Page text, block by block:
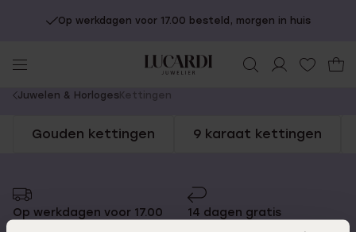
Op werkdagen voor 17.00 besteld, morgen in huis
You
here:
Juwelen & Horloges Kettingen
Gouden kettingen 9 karaat kettingen
Op werkdagen voor 17.00
14 dagen gratis